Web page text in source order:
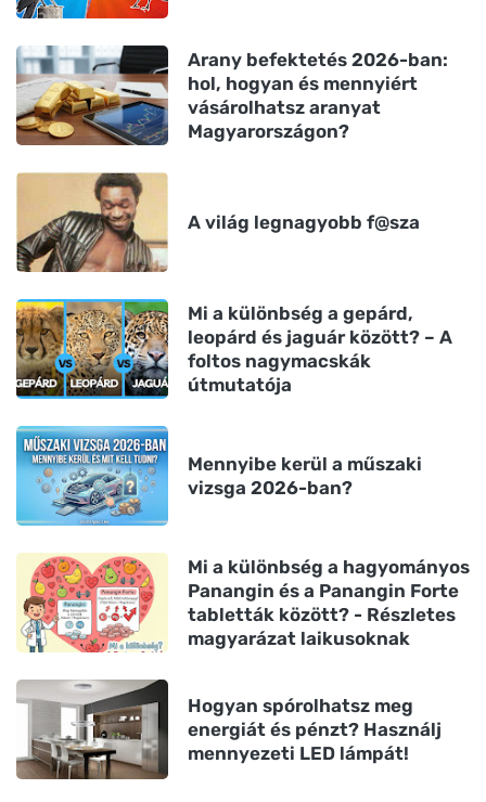
Arany befektetés 2026-ban:
hol, hogyan és mennyiért
vásárolhatsz aranyat
Magyarországon?
A világ legnagyobb f@sza
Mi a különbség a gepárd,
leopárd és jaguár között? – A
foltos nagymacskák
útmutatója
Mennyibe kerül a műszaki
vizsga 2026-ban?
Mi a különbség a hagyományos
Panangin és a Panangin Forte
tabletták között? - Részletes
magyarázat laikusoknak
Hogyan spórolhatsz meg
energiát és pénzt? Használj
mennyezeti LED lámpát!